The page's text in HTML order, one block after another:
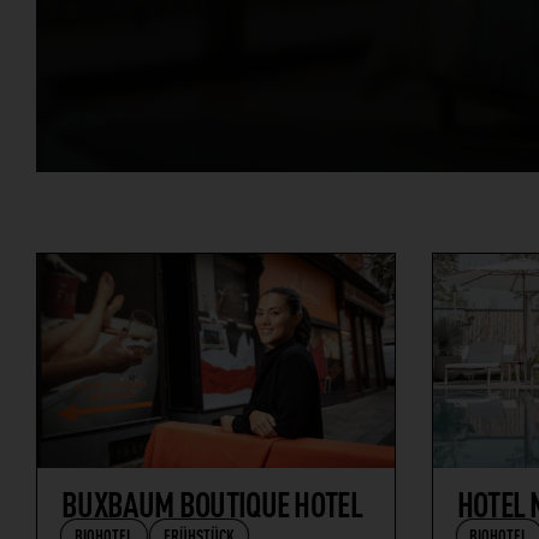
BUXBAUM BOUTIQUE HOTEL HOTEL